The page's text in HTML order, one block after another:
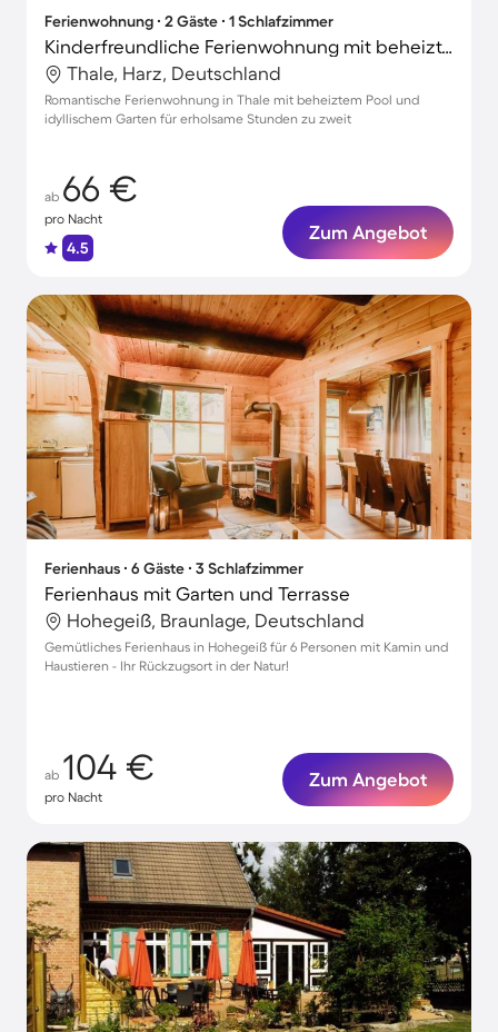
Ferienwohnung ∙ 2 Gäste ∙ 1 Schlafzimmer
Kinderfreundliche Ferienwohnung mit beheiztem Pool, Grill und Garten | Gartenblick
Thale, Harz, Deutschland
Romantische Ferienwohnung in Thale mit beheiztem Pool und
idyllischem Garten für erholsame Stunden zu zweit
ab 66 €
pro Nacht
4.5
Zum Angebot
Ferienhaus ∙ 6 Gäste ∙ 3 Schlafzimmer
Ferienhaus mit Garten und Terrasse
Hohegeiß, Braunlage, Deutschland
Gemütliches Ferienhaus in Hohegeiß für 6 Personen mit Kamin und
Haustieren - Ihr Rückzugsort in der Natur!
ab 104 €
pro Nacht
Zum Angebot